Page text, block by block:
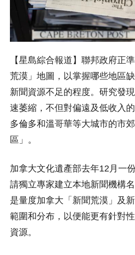
【星島綜合報道】聯邦政府正
荒漠」地圖，以掌握哪些地區
新聞資源不足的程度。研究發
速萎縮，不但對偏遠及低收入
多倫多和溫哥華等大城市的市
區」。
加拿大文化遺產部去年12月一
請獨立專家建立本地新聞機構
是量度加拿大「新聞荒漠」及
範圍和分布，以便能更有針對
資源。